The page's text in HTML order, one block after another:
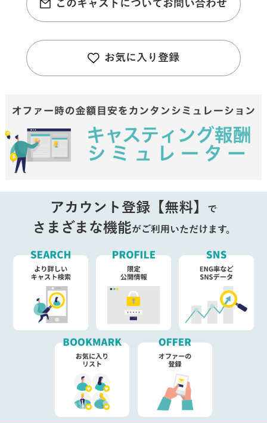
このキャストについてお問い合わせ
お気に入り登録
アカウント登録【無料】 で
さまざまな機能がご利用いただけます。